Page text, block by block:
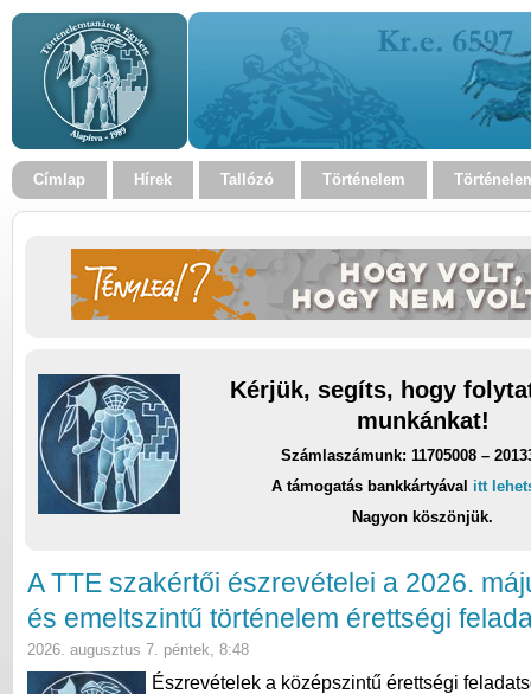
Címlap Hírek Tallózó Történelem
Kérjük, segíts, hogy
munkánkat!
Számlaszámunk: 11705008 –
A támogatás bankkártyával itt
Nagyon köszönjük.
A TTE szakértői észrevételei a 2026.
és emeltszintű történelem érettségi
2026. augusztus 7. péntek, 8:48
Észrevételek a középszintű érettségi